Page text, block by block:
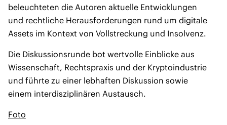
beleuchteten die Autoren aktuelle Entwicklungen
und rechtliche Herausforderungen rund um digitale
Assets im Kontext von Vollstreckung und Insolvenz.
Die Diskussionsrunde bot wertvolle Einblicke aus
Wissenschaft, Rechtspraxis und der Kryptoindustrie
und führte zu einer lebhaften Diskussion sowie
einem interdisziplinären Austausch.
Foto